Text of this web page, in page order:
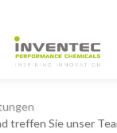
treffen Sie unser